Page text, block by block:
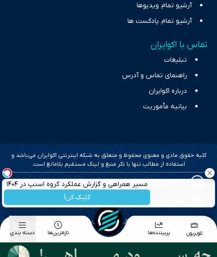
مسیر همراهی و گزارش عملکرد گروه اسنپ در ۱۴۰۴
کلیک کن!
آرشیو تمام ویدیوها
آرشیو تمام پادکست ها
تماس با اکوایران
تبلیغات
راهنمای تماس و آدرس
درباره اکوایران
بیانیه مأموریت
کلیه حقوق مادی و معنوی محفوظ و متعلق به شبکه اینترنتی اکوایران می‌باشد و
استفاده از مطالب تنها با ذکر منبع و لینک مستقیم بلامانع است.
طراحی سایت خبری و خبرگزاری آسام
بهینه سازی و سئو؛ گروه رسانه ای دنیای اقتصاد
طراحی گرافیک و پیاده سازی؛ برآیند تجربه
تلویزیون پربیننده‌ها تازه‌ترین‌ها دسته بندی